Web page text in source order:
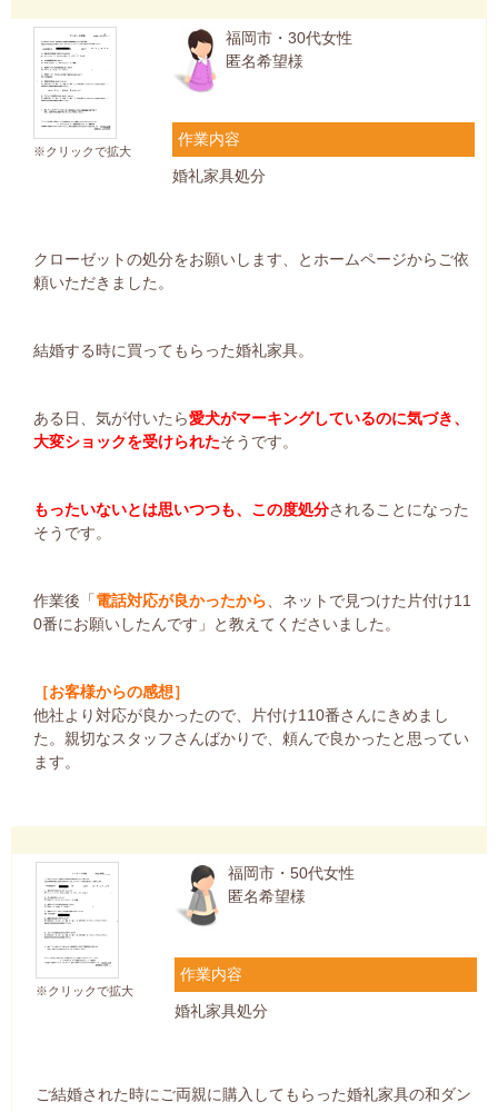
※クリックで拡大
福岡市・30代女性
匿名希望様
作業内容
婚礼家具処分
クローゼットの処分をお願いします、とホームページからご依
頼いただきました。
結婚する時に買ってもらった婚礼家具。
ある日、気が付いたら愛犬がマーキングしているのに気づき、
大変ショックを受けられたそうです。
もったいないとは思いつつも、この度処分されることになった
そうです。
作業後「電話対応が良かったから 、ネットで見つけた片付け11
0番にお願いしたんです」と教えてくださいました。
［お客様からの感想］
他社より対応が良かったので、片付け110番さんにきめまし
た。親切なスタッフさんばかりで、頼んで良かったと思ってい
ます。
※クリックで拡大
福岡市・50代女性
匿名希望様
作業内容
婚礼家具処分
ご結婚された時にご両親に購入してもらった婚礼家具の和ダン